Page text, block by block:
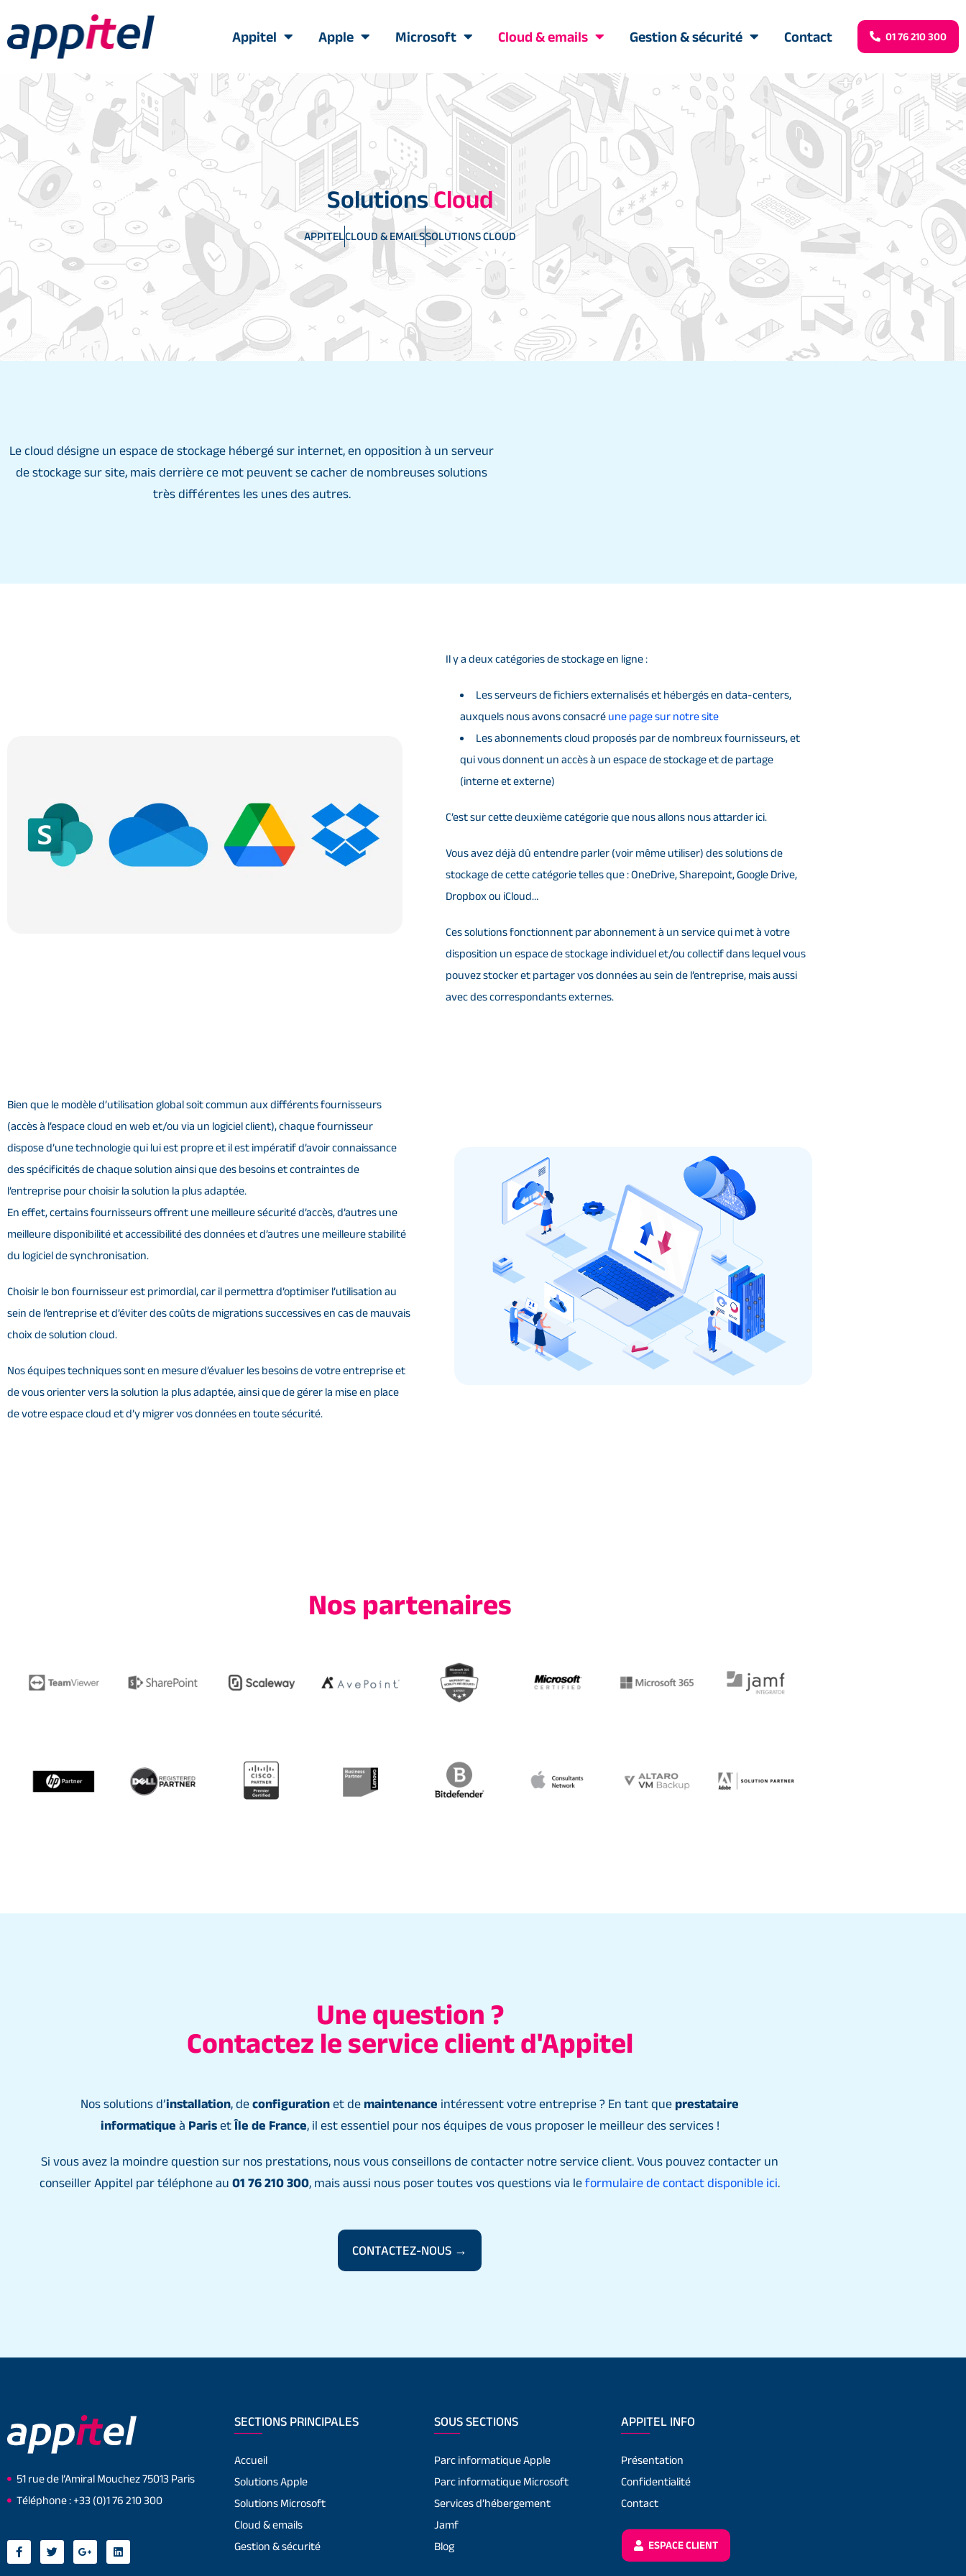
Appitel Apple Microsoft Cloud & emails Gestion & sécurité Contact 01 76 210 300
SolutionsCloud
APPITELCLOUD & EMAILSSOLUTIONS CLOUD
Le cloud désigne un espace de stockage hébergé sur internet, en opposition à un serveur
de stockage sur site, mais derrière ce mot peuvent se cacher de nombreuses solutions
très différentes les unes des autres.
Il y a deux catégories de stockage en ligne :
Les serveurs de fichiers externalisés et hébergés en data-centers,
auxquels nous avons consacré une page sur notre site
Les abonnements cloud proposés par de nombreux fournisseurs, et
qui vous donnent un accès à un espace de stockage et de partage
(interne et externe)
C’est sur cette deuxième catégorie que nous allons nous attarder ici.
Vous avez déjà dû entendre parler (voir même utiliser) des solutions de
stockage de cette catégorie telles que : OneDrive, Sharepoint, Google Drive,
Dropbox ou iCloud…
Ces solutions fonctionnent par abonnement à un service qui met à votre
disposition un espace de stockage individuel et/ou collectif dans lequel vous
pouvez stocker et partager vos données au sein de l’entreprise, mais aussi
avec des correspondants externes.
Bien que le modèle d’utilisation global soit commun aux différents fournisseurs
(accès à l’espace cloud en web et/ou via un logiciel client), chaque fournisseur
dispose d’une technologie qui lui est propre et il est impératif d’avoir connaissance
des spécificités de chaque solution ainsi que des besoins et contraintes de
l’entreprise pour choisir la solution la plus adaptée.
En effet, certains fournisseurs offrent une meilleure sécurité d’accès, d’autres une
meilleure disponibilité et accessibilité des données et d’autres une meilleure stabilité
du logiciel de synchronisation.
Choisir le bon fournisseur est primordial, car il permettra d’optimiser l’utilisation au
sein de l’entreprise et d’éviter des coûts de migrations successives en cas de mauvais
choix de solution cloud.
Nos équipes techniques sont en mesure d’évaluer les besoins de votre entreprise et
de vous orienter vers la solution la plus adaptée, ainsi que de gérer la mise en place
de votre espace cloud et d’y migrer vos données en toute sécurité.
Nos partenaires
Une question ?
Contactez le service client d'Appitel
Nos solutions d’installation, de configuration et de maintenance intéressent votre entreprise ? En tant que prestataire
informatique à ParisetÎle de France, il est essentiel pour nos équipes de vous proposer le meilleur des services !
Si vous avez la moindre question sur nos prestations, nous vous conseillons de contacter notre service client. Vous pouvez contacter un
conseiller Appitel par téléphone au 01 76 210 300, mais aussi nous poser toutes vos questions via le formulaire de contact disponible ici.
CONTACTEZ-NOUS →
51 rue de l’Amiral Mouchez 75013 Paris
Téléphone : +33 (0)1 76 210 300
SECTIONS PRINCIPALES
Accueil
Solutions Apple
Solutions Microsoft
Cloud & emails
Gestion & sécurité
SOUS SECTIONS
Parc informatique Apple
Parc informatique Microsoft
Services d’hébergement
Jamf
Blog
APPITEL INFO
Présentation
Confidentialité
Contact
ESPACE CLIENT